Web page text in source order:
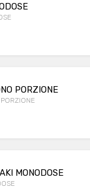
PORZIONE
MONODOSE